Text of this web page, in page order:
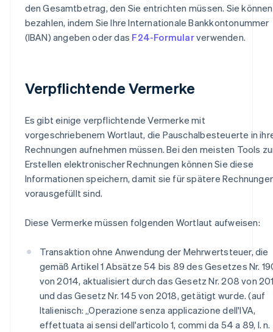
den Gesamtbetrag, den Sie entrichten müssen. Sie können
bezahlen, indem Sie Ihre Internationale Bankkontonummer
(IBAN) angeben oder das F24-Formularverwenden.
Verpflichtende Vermerke
Es gibt einige verpflichtende Vermerke mit
vorgeschriebenem Wortlaut, die Pauschalbesteuerte in
Rechnungen aufnehmen müssen. Bei den meisten Tools
Erstellen elektronischer Rechnungen können Sie diese
Informationen speichern, damit sie für spätere
vorausgefüllt sind.
Diese Vermerke müssen folgenden Wortlaut aufweisen:
Transaktion ohne Anwendung der Mehrwertsteuer, die
gemäß Artikel 1 Absätze 54 bis 89 des Gesetzes Nr.
von 2014, aktualisiert durch das Gesetz Nr. 208 von
und das Gesetz Nr. 145 von 2018, getätigt wurde. (auf
Italienisch: „Operazione senza applicazione dell'IVA,
effettuata ai sensi dell'articolo 1, commi da 54 a 89, l. n.